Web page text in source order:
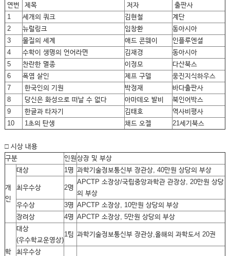
연번
제목 저자
출판사
1
세개의 쿼크 김현철
계단
2
뉴럴링크 임창환
동아시아
3
물질의 세계 애드 콘웨이
인플루엔셜
4
수학이 생명의 언어라면 김재경
동아시아
5
찬란한 멸종 이정모
다산북스
6
폭염 살인 제프 구델
웅진지식하우스
7
한국인의 기원 박정재
바다출판사
8
당신은 화성으로 떠날 수 없다 아마데오 발비
북인어박스
9
한글과 타자기 김태호
역사비평사
10
1초의 탄생 채드 오젤 21세기북스
□ 시상 내용
구분
인원상장 및 부상
개
인
대상 1명 과학기술정보통신부 장관상, 40만원 상당의 부상
최우수상 2명
APCTP 소장상/국립중앙과학관 관장상, 20만원 상당
의 부상
우수상
3명 APCTP 소장상, 10만원 상당의 부상
장려상
4명 APCTP 소장상, 5만원 상당의 부상
학
대상
(우수학교운영상)
1팀 과학기술정보통신부 장관상,올해의 과학도서 20권
최우수상